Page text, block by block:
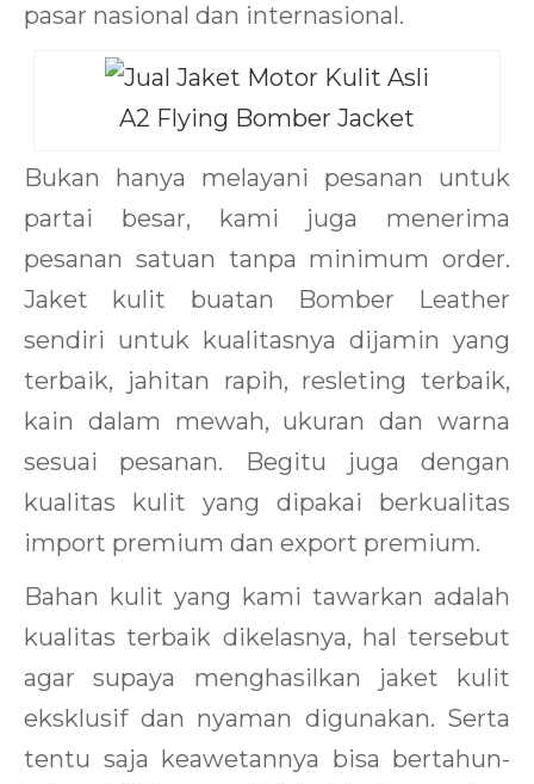
pasar nasional dan internasional.
A2 Flying Bomber Jacket
Bukan hanya melayani pesanan untuk
partai besar, kami juga menerima
pesanan satuan tanpa minimum order.
Jaket kulit buatan Bomber Leather
sendiri untuk kualitasnya dijamin yang
terbaik, jahitan rapih, resleting terbaik,
kain dalam mewah, ukuran dan warna
sesuai pesanan. Begitu juga dengan
kualitas kulit yang dipakai berkualitas
import premium dan export premium.
Bahan kulit yang kami tawarkan adalah
kualitas terbaik dikelasnya, hal tersebut
agar supaya menghasilkan jaket kulit
eksklusif dan nyaman digunakan. Serta
tentu saja keawetannya bisa bertahun-